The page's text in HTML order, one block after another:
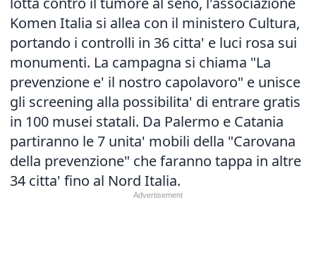
Komen Italia si allea con il ministero Cultura,
portando i controlli in 36 citta' e luci rosa sui
monumenti. La campagna si chiama "La
prevenzione e' il nostro capolavoro" e unisce
gli screening alla possibilita' di entrare gratis
in 100 musei statali. Da Palermo e Catania
partiranno le 7 unita' mobili della "Carovana
della prevenzione" che faranno tappa in altre
34 citta' fino al Nord Italia.